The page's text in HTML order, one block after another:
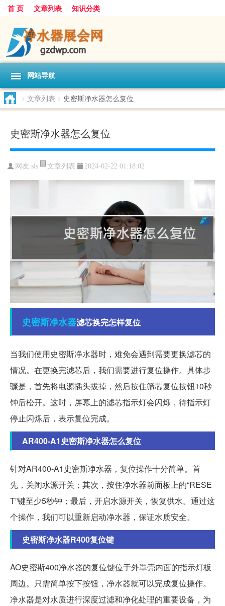
首 页 文章列表 知识分类
网站导航
> 文章列表 > 史密斯净水器怎么复位
史密斯净水器怎么复位
网友:sls 文章列表 2024-02-22 01:18:02
史密斯净水器滤芯换完怎样复位
当我们使用史密斯净水器时，难免会遇到需要更换滤芯的
情况。在更换完滤芯后，我们需要进行复位操作。具体步
骤是，首先将电源插头拔掉，然后按住筛芯复位按钮10秒
钟后松开。这时，屏幕上的滤芯指示灯会闪烁，待指示灯
停止闪烁后，表示复位完成。
AR400-A1史密斯净水器怎么复位
针对AR400-A1史密斯净水器，复位操作十分简单。首
先，关闭水源开关；其次，按住净水器前面板上的“RESE
T”键至少5秒钟；最后，开启水源开关，恢复供水。通过这
个操作，我们可以重新启动净水器，保证水质安全。
史密斯净水器R400复位键
AO史密斯400净水器的复位键位于外罩壳内面的指示灯板
周边。只需简单按下按钮，净水器就可以完成复位操作。
净水器是对水质进行深度过滤和净化处理的重要设备，为